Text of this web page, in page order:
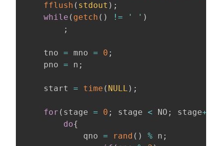
fflush ( stdout ) ;
while ( getch ( ) != ' ' )
;
    tno
= mno = 0 ;
    pno
= n ;
    start
= time ( NULL ) ;
for ( stage = 0 ; stage < NO ; stage++
do{
            qno
= rand ( ) % n ;